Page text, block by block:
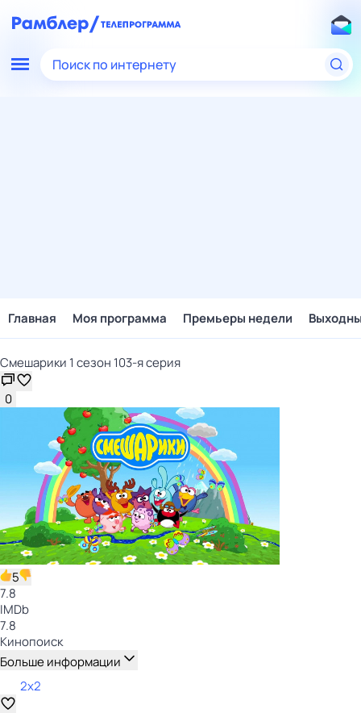
Поиск по интернету
Главная Моя программа Премьеры недели
Смешарики 1 сезон 103-я серия
0
5
7.8
IMDb
7.8
Кинопоиск
Больше информации
2x2